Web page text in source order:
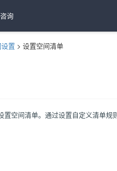
询
置 > 设置空间清单
空间清单。通过设置自定义清单